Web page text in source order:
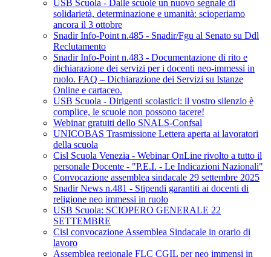
USB Scuola - Dalle scuole un nuovo segnale di
solidarietà, determinazione e umanità: scioperiamo
ancora il 3 ottobre
Snadir Info-Point n.485 - Snadir/Fgu al Senato su Ddl
Reclutamento
Snadir Info-Point n.483 - Documentazione di rito e
dichiarazione dei servizi per i docenti neo-immessi in
ruolo. FAQ – Dichiarazione dei Servizi su Istanze
Online e cartaceo.
USB Scuola - Dirigenti scolastici: il vostro silenzio è
complice, le scuole non possono tacere!
Webinar gratuiti dello SNALS-Confsal
UNICOBAS Trasmissione Lettera aperta ai lavoratori
della scuola
Cisl Scuola Venezia - Webinar OnLine rivolto a tutto il
personale Docente - "P.E.I. - Le Indicazioni Nazionali"
Convocazione assemblea sindacale 29 settembre 2025
Snadir News n.481 - Stipendi garantiti ai docenti di
religione neo immessi in ruolo
USB Scuola: SCIOPERO GENERALE 22
SETTEMBRE
Cisl convocazione Assemblea Sindacale in orario di
lavoro
Assemblea regionale FLC CGIL per neo immensi in